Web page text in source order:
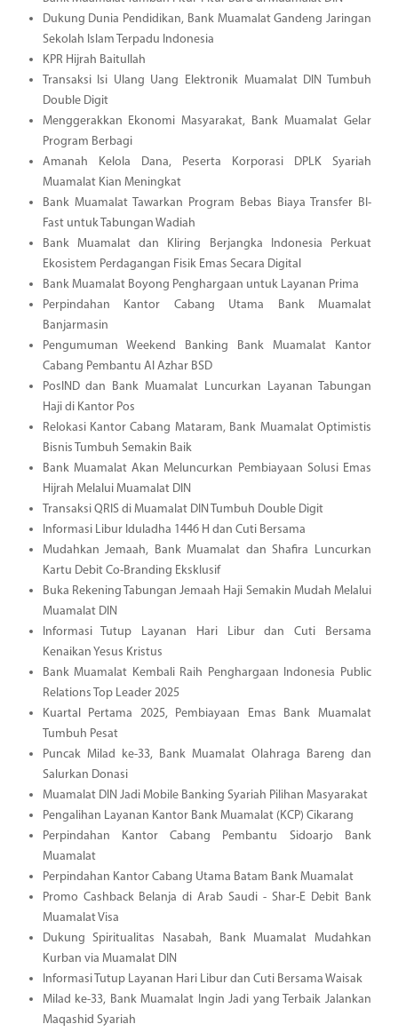
Dukung Dunia Pendidikan, Bank Muamalat Gandeng Jaringan
Sekolah Islam Terpadu Indonesia
KPR Hijrah Baitullah
Transaksi Isi Ulang Uang Elektronik Muamalat DIN Tumbuh
Double Digit
Menggerakkan Ekonomi Masyarakat, Bank Muamalat Gelar
Program Berbagi
Amanah Kelola Dana, Peserta Korporasi DPLK Syariah
Muamalat Kian Meningkat
Bank Muamalat Tawarkan Program Bebas Biaya Transfer BI-
Fast untuk Tabungan Wadiah
Bank Muamalat dan Kliring Berjangka Indonesia Perkuat
Ekosistem Perdagangan Fisik Emas Secara Digital
Bank Muamalat Boyong Penghargaan untuk Layanan Prima
Perpindahan Kantor Cabang Utama Bank Muamalat
Banjarmasin
Pengumuman Weekend Banking Bank Muamalat Kantor
Cabang Pembantu Al Azhar BSD
PosIND dan Bank Muamalat Luncurkan Layanan Tabungan
Haji di Kantor Pos
Relokasi Kantor Cabang Mataram, Bank Muamalat Optimistis
Bisnis Tumbuh Semakin Baik
Bank Muamalat Akan Meluncurkan Pembiayaan Solusi Emas
Hijrah Melalui Muamalat DIN
Transaksi QRIS di Muamalat DIN Tumbuh Double Digit
Informasi Libur Iduladha 1446 H dan Cuti Bersama
Mudahkan Jemaah, Bank Muamalat dan Shafira Luncurkan
Kartu Debit Co-Branding Eksklusif
Buka Rekening Tabungan Jemaah Haji Semakin Mudah Melalui
Muamalat DIN
Informasi Tutup Layanan Hari Libur dan Cuti Bersama
Kenaikan Yesus Kristus
Bank Muamalat Kembali Raih Penghargaan Indonesia Public
Relations Top Leader 2025
Kuartal Pertama 2025, Pembiayaan Emas Bank Muamalat
Tumbuh Pesat
Puncak Milad ke-33, Bank Muamalat Olahraga Bareng dan
Salurkan Donasi
Muamalat DIN Jadi Mobile Banking Syariah Pilihan Masyarakat
Pengalihan Layanan Kantor Bank Muamalat (KCP) Cikarang
Perpindahan Kantor Cabang Pembantu Sidoarjo Bank
Muamalat
Perpindahan Kantor Cabang Utama Batam Bank Muamalat
Promo Cashback Belanja di Arab Saudi - Shar-E Debit Bank
Muamalat Visa
Dukung Spiritualitas Nasabah, Bank Muamalat Mudahkan
Kurban via Muamalat DIN
Informasi Tutup Layanan Hari Libur dan Cuti Bersama Waisak
Milad ke-33, Bank Muamalat Ingin Jadi yang Terbaik Jalankan
Maqashid Syariah